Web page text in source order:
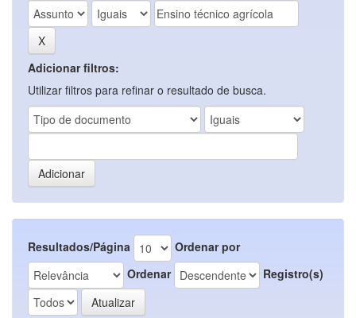
Adicionar filtros:
Utilizar filtros para refinar o resultado de busca.
Resultados/Página
Ordenar por
Ordenar
Registro(s)